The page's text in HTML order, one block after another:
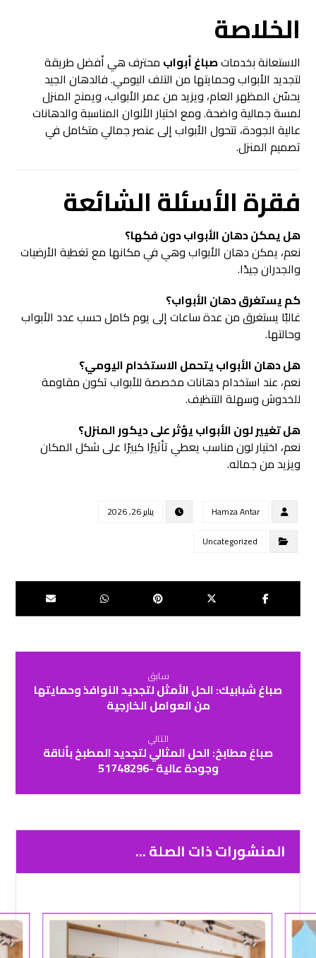
الخلاصة
الاستعانة بخدماتصباغ أبواب محترف هي أفضل طريقة
لتجديد الأبواب وحمايتها من التلف اليومي. فالدهان الجيد
يحسّن المظهر العام، ويزيد من عمر الأبواب، ويمنح المنزل
لمسة جمالية واضحة. ومع اختيار الألوان المناسبة والدهانات
عالية الجودة، تتحول الأبواب إلى عنصر جمالي متكامل في
تصميم المنزل.
فقرة الأسئلة الشائعة
هل يمكن دهان الأبواب دون فكها؟
نعم، يمكن دهان الأبواب وهي في مكانها مع تغطية الأرضيات
والجدران جيدًا.
كم يستغرق دهان الأبواب؟
غالبًا يستغرق من عدة ساعات إلى يوم كامل حسب عدد الأبواب
وحالتها.
هل دهان الأبواب يتحمل الاستخدام اليومي؟
نعم، عند استخدام دهانات مخصصة للأبواب تكون مقاومة
للخدوش وسهلة التنظيف.
هل تغيير لون الأبواب يؤثر على ديكور المنزل؟
نعم، اختيار لون مناسب يعطي تأثيرًا كبيرًا على شكل المكان
ويزيد من جماله.
Hamza Antar
يناير 26, 2026
Uncategorized
سابق
صباغ شبابيك: الحل الأمثل لتجديد النوافذ وحمايتها
من العوامل الخارجية
التالي
صباغ مطابخ: الحل المثالي لتجديد المطبخ بأناقة
وجودة عالية -51748296
المنشورات ذات الصلة ...